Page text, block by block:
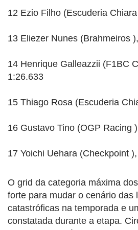
12 Ezio Filho (Escuderia
13 Eliezer Nunes (Brahmeiros
14 Henrique Galleazzii (F1BC
1:26.633
15 Thiago Rosa (Escuderia
16 Gustavo Tino (OGP Racing
17 Yoichi Uehara (Checkpoint
O grid da categoria máxima
forte para mudar o cenário das
catastróficas na temporada e
constatada durante a etapa.